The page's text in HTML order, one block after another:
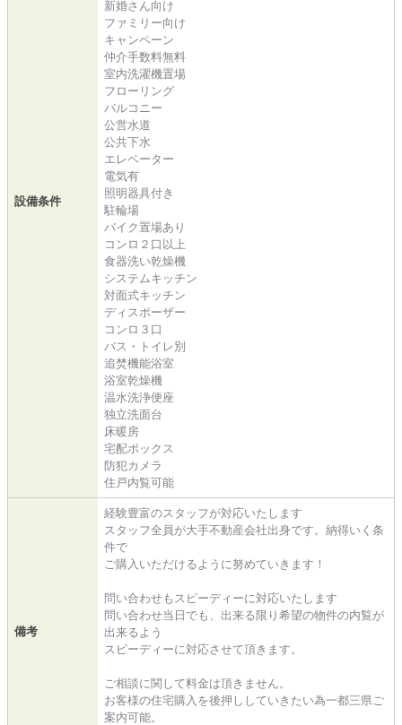
設備条件
新婚さん向け
ファミリー向け
キャンペーン
仲介手数料無料
室内洗濯機置場
フローリング
バルコニー
公営水道
公共下水
エレベーター
電気有
照明器具付き
駐輪場
バイク置場あり
コンロ２口以上
食器洗い乾燥機
システムキッチン
対面式キッチン
ディスポーザー
コンロ３口
バス・トイレ別
追焚機能浴室
浴室乾燥機
温水洗浄便座
独立洗面台
床暖房
宅配ボックス
防犯カメラ
住戸内覧可能
備考
経験豊富のスタッフが対応いたします
スタッフ全員が大手不動産会社出身です。納得いく条
件で
ご購入いただけるように努めていきます！
問い合わせもスピーディーに対応いたします
問い合わせ当日でも、出来る限り希望の物件の内覧が
出来るよう
スピーディーに対応させて頂きます。
ご相談に関して料金は頂きません。
お客様の住宅購入を後押ししていきたい為一都三県ご
案内可能。